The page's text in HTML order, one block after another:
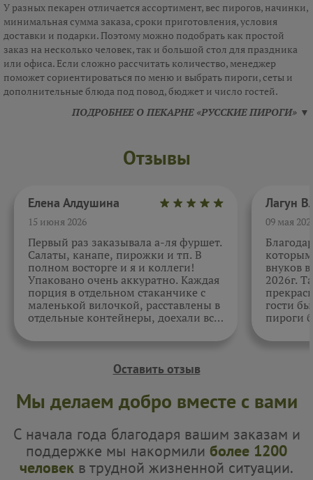
У разных пекарен отличается ассортимент, вес пирогов, начинки,
минимальная сумма заказа, сроки приготовления, условия
доставки и подарки. Поэтому можно подобрать как простой
заказ на несколько человек, так и большой стол для праздника
или офиса. Если сложно рассчитать количество, менеджер
поможет сориентироваться по меню и выбрать пироги, сеты и
дополнительные блюда под повод, бюджет и число гостей.
ПОДРОБНЕЕ О ПЕКАРНЕ «РУССКИЕ ПИРОГИ» ▼
Отзывы
Елена Алдушина
15 июня 2026
Первый раз заказывала а-ля фуршет.
Салаты, канапе, пирожки и тп. В
полном восторге и я и коллеги!
Упаковано очень аккуратно. Каждая
порция в отдельном стаканчике с
маленькой вилочкой, расставлены в
отдельные контейнеры, доехали все
спасибо за внимательность к датам.
09 мая
внуков
2026г.
гости
пироги
Оставить отзыв
Мы делаем добро вместе с вами
С начала года благодаря вашим заказам и
поддержке мы накормили более 1200
человек в трудной жизненной ситуации.